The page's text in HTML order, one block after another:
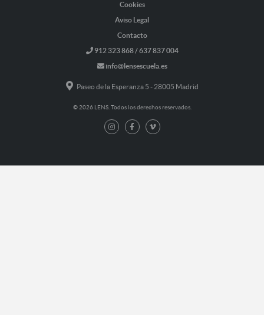
Cookies
Aviso Legal
Contacto
912 323 868 / 637 837 004
info@lensescuela.es
Paseo de la Esperanza 5 - 28005 Madrid
© 2026 LENS. Todos los derechos reservados.